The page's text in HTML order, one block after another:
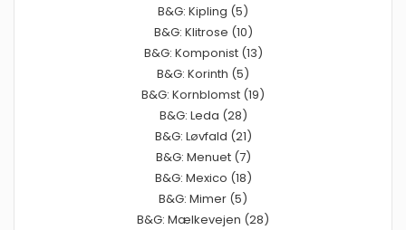
B&G: Kipling (5)
B&G: Klitrose (10)
B&G: Komponist (13)
B&G: Korinth (5)
B&G: Kornblomst (19)
B&G: Leda (28)
B&G: Løvfald (21)
B&G: Menuet (7)
B&G: Mexico (18)
B&G: Mimer (5)
B&G: Mælkevejen (28)